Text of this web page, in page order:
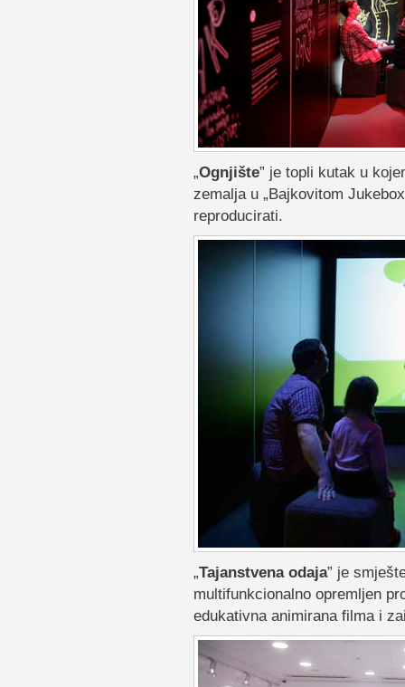
„Ognjište” je topli kutak u
zemalja u „Bajkovitom
reproducirati.
„Tajanstvena odaja” je
multifunkcionalno opremljen
edukativna animirana filma i